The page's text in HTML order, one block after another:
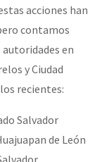
acciones han
contamos
en
y Ciudad
recientes:
Salvador
de León